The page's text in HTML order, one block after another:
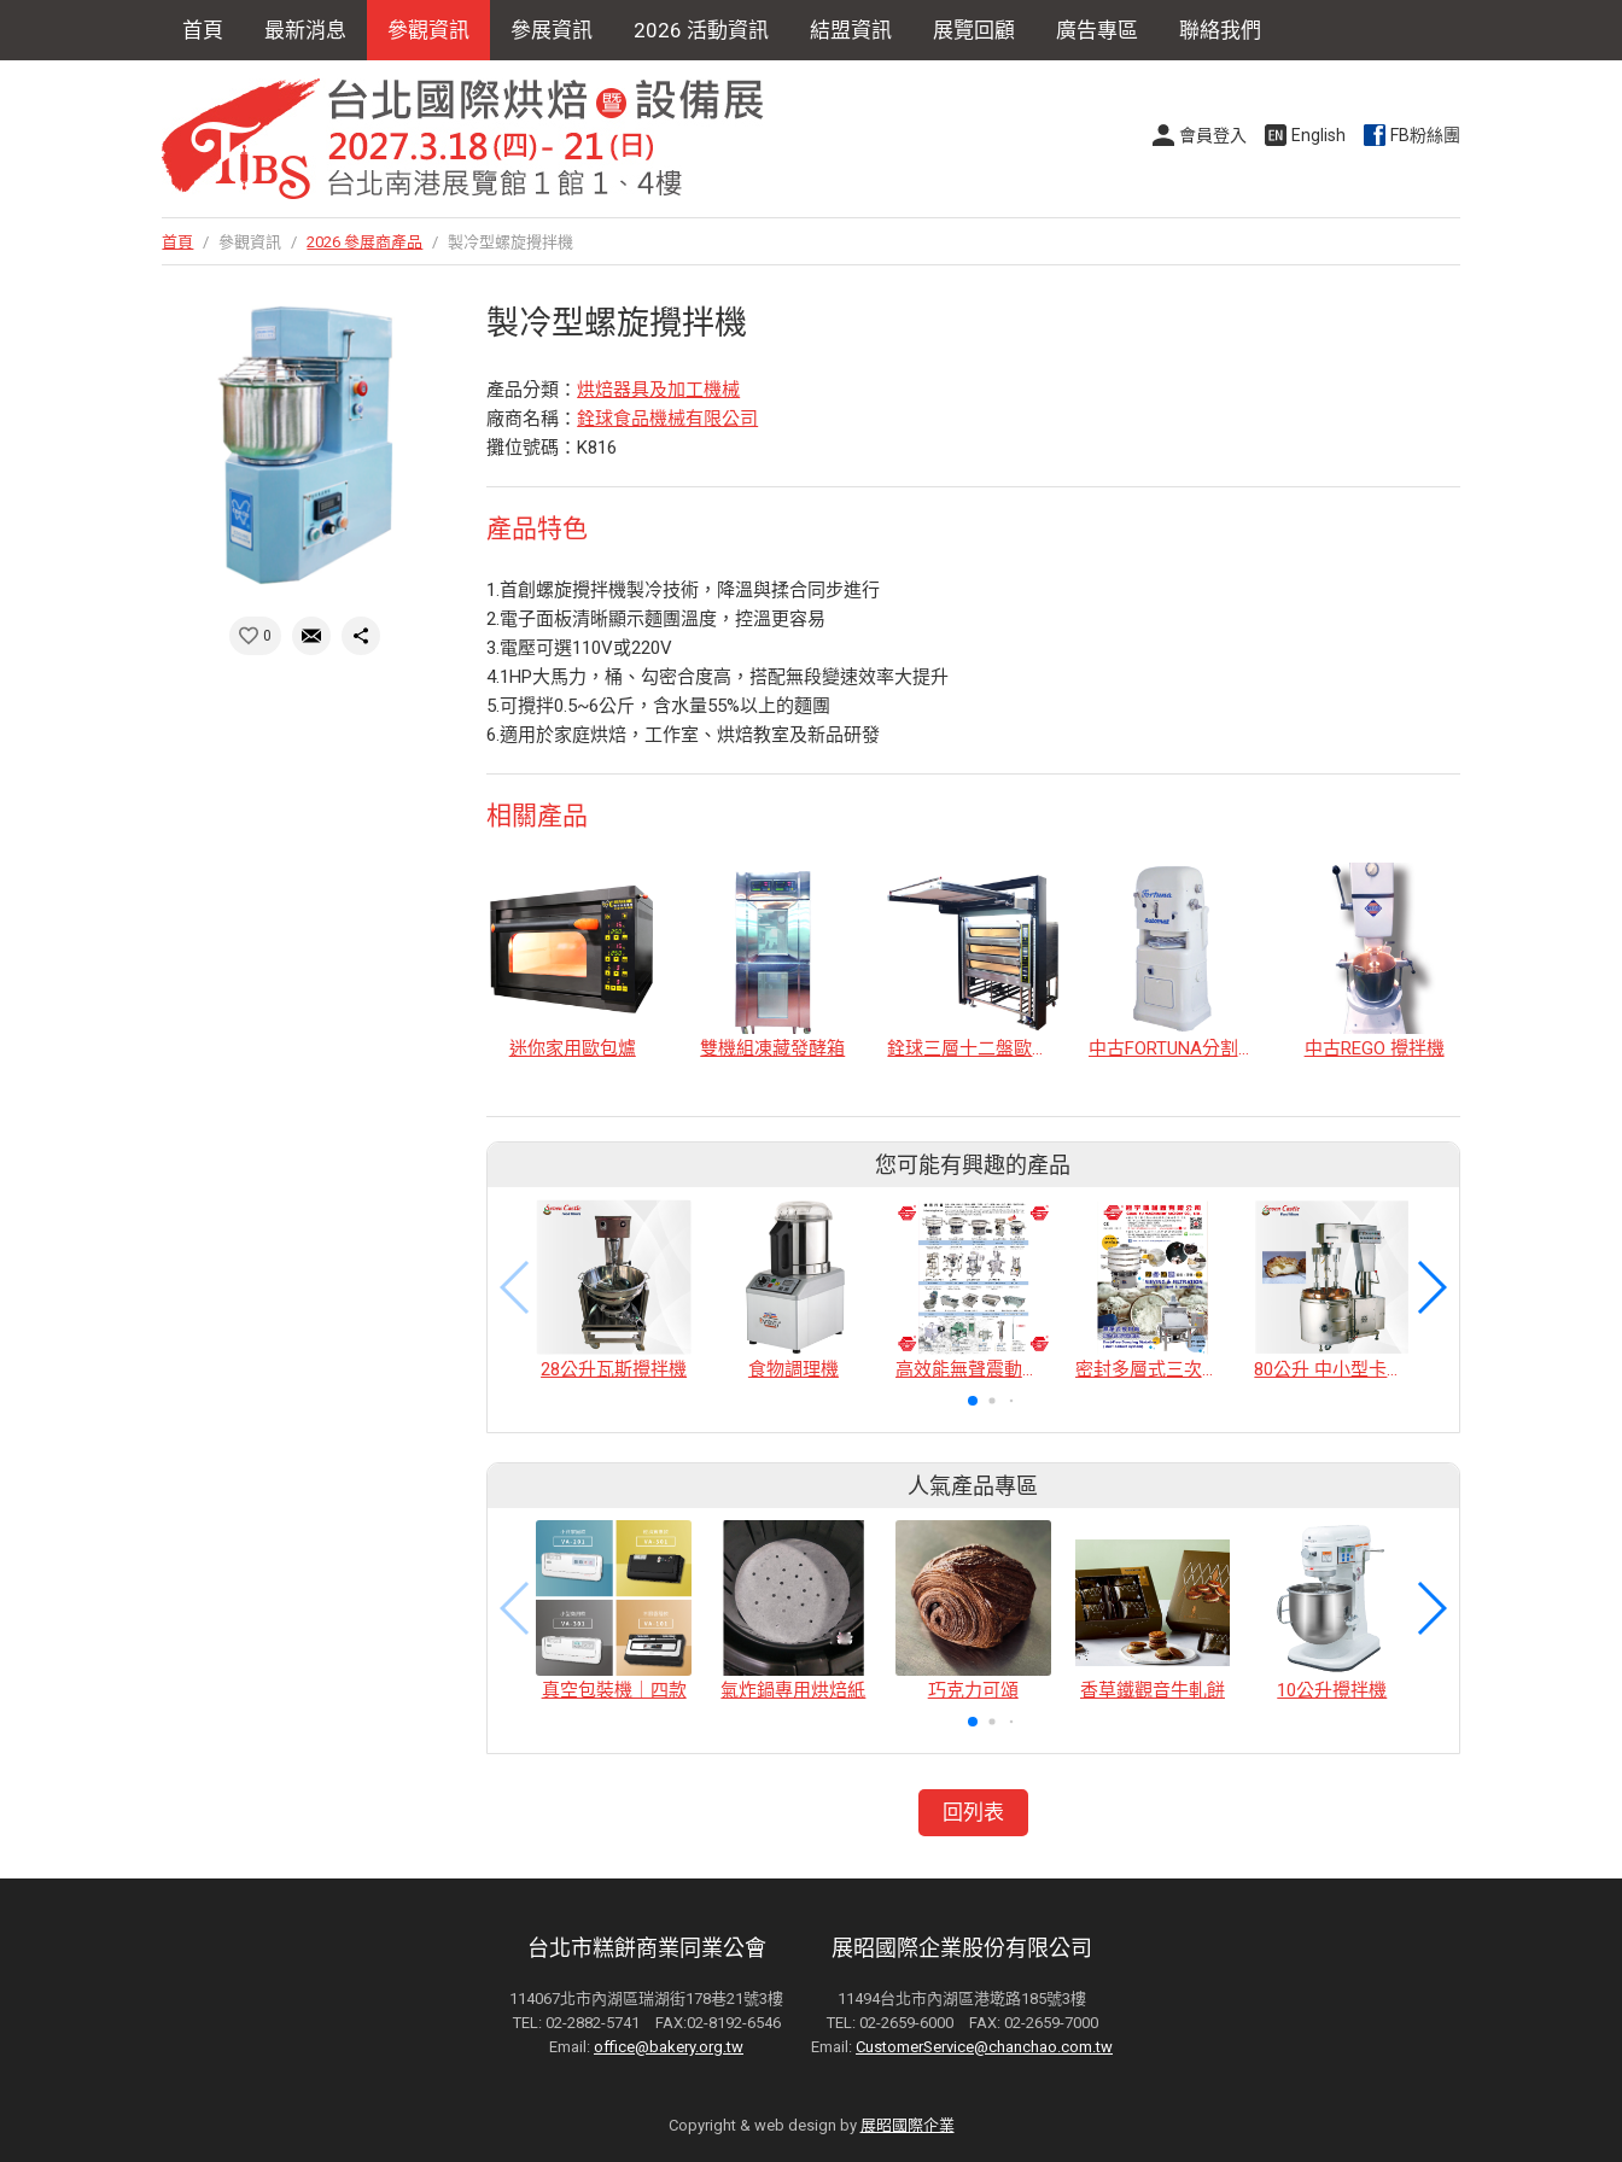
首頁 最新消息 參觀資訊 參展資訊 2026 活動資訊 結盟資訊 展覽回顧 廣告專區 聯絡我們
會員登入 English FB粉絲團
首頁 / 參觀資訊 / 2026 參展商產品 / 製冷型螺旋攪拌機
0
製冷型螺旋攪拌機
產品分類：烘焙器具及加工機械
廠商名稱：銓球食品機械有限公司
攤位號碼：K816
產品特色
1.首創螺旋攪拌機製冷技術，降溫與揉合同步進行
2.電子面板清晰顯示麵團溫度，控溫更容易
3.電壓可選110V或220V
4.1HP大馬力，桶、勾密合度高，搭配無段變速效率大提升
5.可攪拌0.5~6公斤，含水量55%以上的麵團
6.適用於家庭烘焙，工作室、烘焙教室及新品研發
相關產品
迷你家用歐包爐 雙機組凍藏發酵箱 銓球三層十二盤歐包爐 中古FORTUNA分割滾圓 中古REGO 攪拌機
您可能有興趣的產品
28公升瓦斯攪拌機 食物調理機 高效能無聲震動過濾機 密封多層式三次元震動篩粉過濾機 80公升 中小型卡士達加熱攪拌機
人氣產品專區
真空包裝機｜四款 氣炸鍋專用烘焙紙 巧克力可頌 香草鐵觀音牛軋餅 10公升攪拌機
回列表
台北市糕餅商業同業公會
114067北市內湖區瑞湖街178巷21號3樓
TEL: 02-2882-5741 FAX:02-8192-6546
Email: office@bakery.org.tw
展昭國際企業股份有限公司
11494台北市內湖區港墘路185號3樓
TEL: 02-2659-6000 FAX: 02-2659-7000
Email: CustomerService@chanchao.com.tw
Copyright & web design by 展昭國際企業